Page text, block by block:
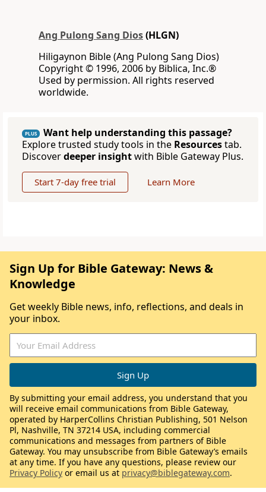
Ang Pulong Sang Dios(HLGN)
Hiligaynon Bible (Ang Pulong Sang Dios)
Copyright © 1996, 2006 by Biblica, Inc.®
Used by permission. All rights reserved
worldwide.
PLUS
Want help understanding this passage?
Explore trusted study tools in the Resourcestab.
Discoverdeeper insightwith Bible Gateway Plus.
Start 7-day free trial Learn More
Sign Up for Bible Gateway: News &
Knowledge
Get weekly Bible news, info, reflections, and deals in
your inbox.
By submitting your email address, you understand that you
will receive email communications from Bible Gateway,
operated by HarperCollins Christian Publishing, 501 Nelson
Pl, Nashville, TN 37214 USA, including commercial
communications and messages from partners of Bible
Gateway. You may unsubscribe from Bible Gateway’s emails
at any time. If you have any questions, please review our
Privacy Policy or email us at privacy@biblegateway.com.